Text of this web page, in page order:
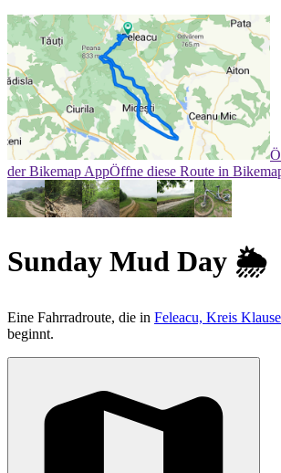
der Bikemap AppÖffne diese Route in
Sunday Mud Day 🌦️
Eine Fahrradroute, die in Feleacu, Kreis
beginnt.